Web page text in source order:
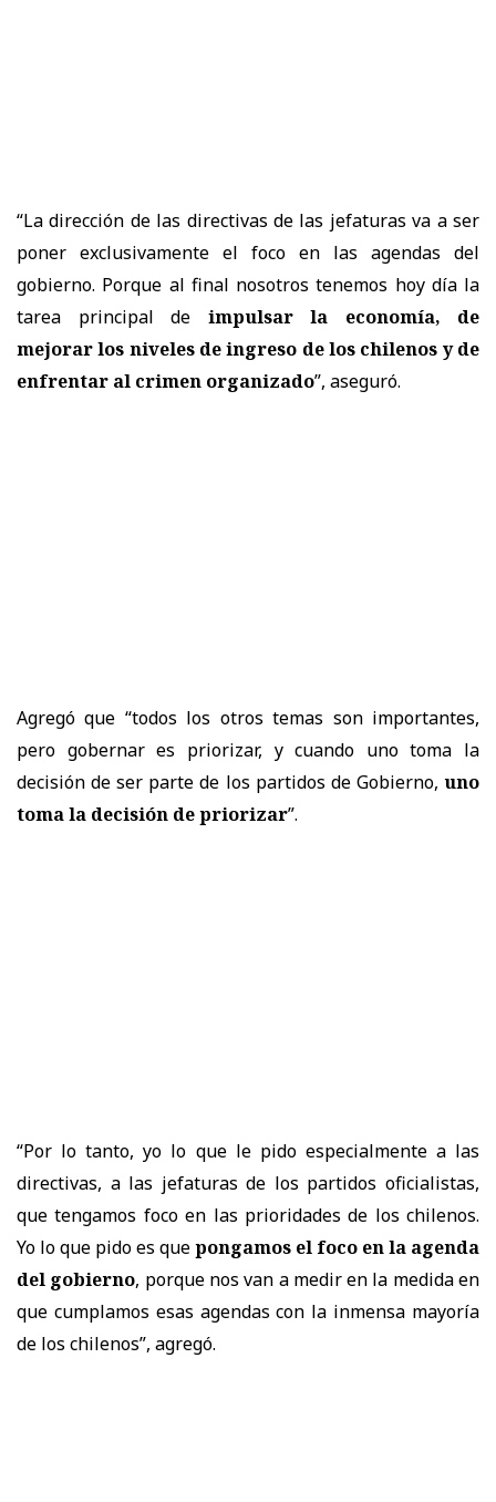
“La dirección de las directivas de las jefaturas va a ser
poner exclusivamente el foco en las agendas del
gobierno. Porque al final nosotros tenemos hoy día la
tarea principal de impulsar la economía, de
mejorar los niveles de ingreso de los chilenos y de
enfrentar al crimen organizado”, aseguró.
Agregó que “todos los otros temas son importantes,
pero gobernar es priorizar, y cuando uno toma la
decisión de ser parte de los partidos de Gobierno, uno
toma la decisión de priorizar”.
“Por lo tanto, yo lo que le pido especialmente a las
directivas, a las jefaturas de los partidos oficialistas,
que tengamos foco en las prioridades de los chilenos.
Yo lo que pido es quepongamos el foco en la agenda
del gobierno, porque nos van a medir en la medida en
que cumplamos esas agendas con la inmensa mayoría
de los chilenos”, agregó.